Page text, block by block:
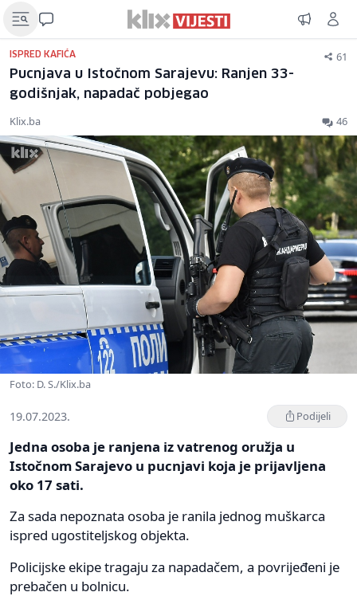
ISPRED KAFIĆA 61
Pucnjava u Istočnom Sarajevu: Ranjen 33-
godišnjak, napadač pobjegao
Klix.ba 46
Foto: D. S./Klix.ba
19.07.2023. Podijeli
Jedna osoba je ranjena iz vatrenog oružja u
Istočnom Sarajevo u pucnjavi koja je prijavljena
oko 17 sati.
Za sada nepoznata osoba je ranila jednog muškarca
ispred ugostiteljskog objekta.
Policijske ekipe tragaju za napadačem, a povrijeđeni je
prebačen u bolnicu.